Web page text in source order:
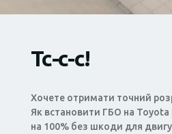
Тс-с-с!
Хочете отримати точний
Як встановити ГБО на Toyota
на 100% без шкоди для